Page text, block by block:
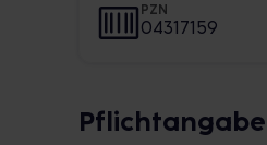
PZN
04317159